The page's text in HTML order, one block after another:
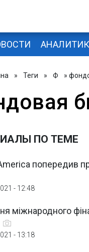
» Теги » Ф »
ПО ТЕМЕ
попередив
- 12:48
міжнародного
- 13:18